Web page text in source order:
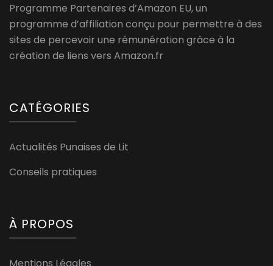
Programme Partenaires d’Amazon EU, un
programme d’affiliation conçu pour permettre à des
sites de percevoir une rémunération grâce à la
création de liens vers Amazon.fr
CATÉGORIES
Actualités Punaises de Lit
Conseils pratiques
À PROPOS
Mentions Légales